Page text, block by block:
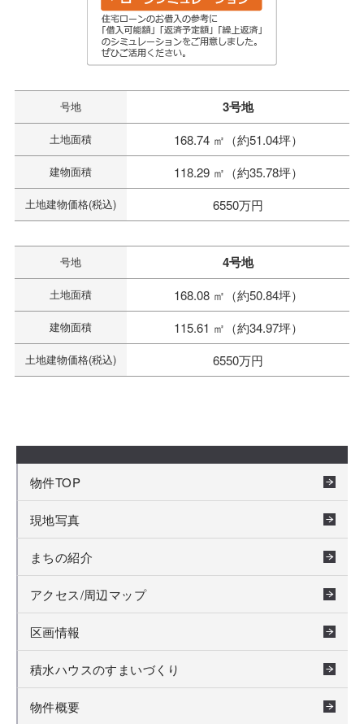
号地 3号地
土地面積 168.74 ㎡（約51.04坪）
建物面積 118.29 ㎡（約35.78坪）
土地建物価格(税込) 6550万円
号地 4号地
土地面積 168.08 ㎡（約50.84坪）
建物面積 115.61 ㎡（約34.97坪）
土地建物価格(税込) 6550万円
物件TOP
現地写真
まちの紹介
アクセス/周辺マップ
区画情報
積水ハウスのすまいづくり
物件概要